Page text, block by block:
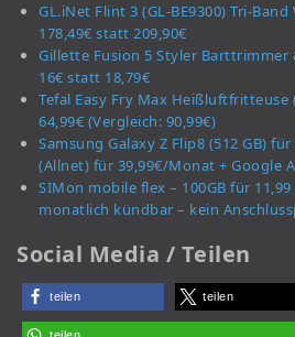
GL.iNet Flint 3 (GL-BE9300) Tri-
178,49€ statt 209,90€
Gillette Fusion 5 Styler Barttrimmer
16€ statt 18,79€
Tefal Easy Fry Max Heißluftfritteuse
64,99€ (Vergleich: 90,99€)
Samsung Galaxy Z Flip8 (512 GB)
(Allnet) für 39,99€/Monat + Google
SIMon mobile flex – 100GB für
monatlich kündbar – kein
Social Media / Teilen
teilen teilen